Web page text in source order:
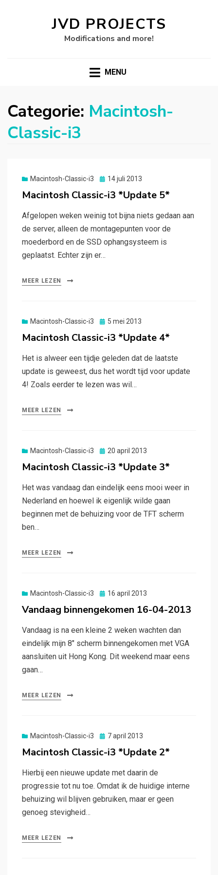
JVD PROJECTS
Modifications and more!
MENU
Categorie: Macintosh-
Classic-i3
Macintosh-Classic-i3
Gepubliceerd
14 juli 2013
Macintosh Classic-i3 *Update 5*
Afgelopen weken weinig tot bijna niets gedaan aan
de server, alleen de montagepunten voor de
moederbord en de SSD ophangsysteem is
geplaatst. Echter zijn er…
MEER LEZEN
Macintosh-Classic-i3
Gepubliceerd
5 mei 2013
Macintosh Classic-i3 *Update 4*
Het is alweer een tijdje geleden dat de laatste
update is geweest, dus het wordt tijd voor update
4! Zoals eerder te lezen was wil…
MEER LEZEN
Macintosh-Classic-i3
Gepubliceerd
20 april 2013
Macintosh Classic-i3 *Update 3*
Het was vandaag dan eindelijk eens mooi weer in
Nederland en hoewel ik eigenlijk wilde gaan
beginnen met de behuizing voor de TFT scherm
ben…
MEER LEZEN
Macintosh-Classic-i3
Gepubliceerd
16 april 2013
Vandaag binnengekomen 16-04-2013
Vandaag is na een kleine 2 weken wachten dan
eindelijk mijn 8″ scherm binnengekomen met VGA
aansluiten uit Hong Kong. Dit weekend maar eens
gaan…
MEER LEZEN
Macintosh-Classic-i3
Gepubliceerd
7 april 2013
Macintosh Classic-i3 *Update 2*
Hierbij een nieuwe update met daarin de
progressie tot nu toe. Omdat ik de huidige interne
behuizing wil blijven gebruiken, maar er geen
genoeg stevigheid…
MEER LEZEN